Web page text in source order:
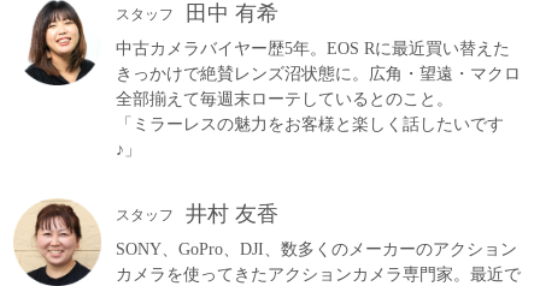
スタッフ 田中 有希
中古カメラバイヤー歴5年。EOS Rに最近買い替えた
きっかけで絶賛レンズ沼状態に。広角・望遠・マクロ
全部揃えて毎週末ローテしているとのこと。
「ミラーレスの魅力をお客様と楽しく話したいです
♪」
スタッフ 井村 友香
SONY、GoPro、DJI、数多くのメーカーのアクション
カメラを使ってきたアクションカメラ専門家。最近で